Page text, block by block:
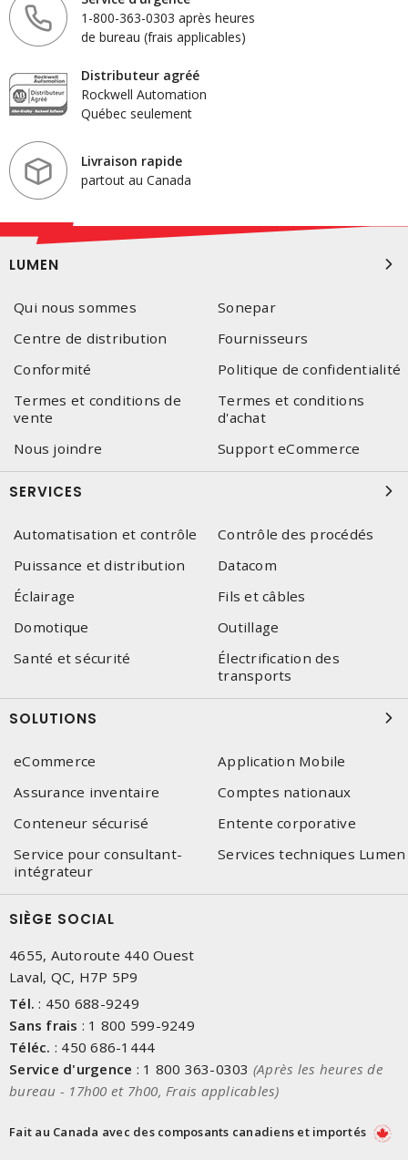
1-800-363-0303 après heures
de bureau (frais applicables)
Distributeur agréé
Rockwell Automation
Québec seulement
Livraison rapide
partout au Canada
LUMEN
Qui nous sommes
Sonepar
Centre de distribution
Fournisseurs
Conformité
Politique de confidentialité
Termes et conditions de
vente
Termes et conditions
d'achat
Nous joindre
Support eCommerce
SERVICES
Automatisation et contrôle
Contrôle des procédés
Puissance et distribution
Datacom
Éclairage
Fils et câbles
Domotique
Outillage
Santé et sécurité
Électrification des
transports
SOLUTIONS
eCommerce
Application Mobile
Assurance inventaire
Comptes nationaux
Conteneur sécurisé
Entente corporative
Service pour consultant-
intégrateur
Services techniques Lumen
SIÈGE SOCIAL
4655, Autoroute 440 Ouest
Laval, QC, H7P 5P9
Tél. : 450 688-9249
Sans frais : 1 800 599-9249
Téléc. : 450 686-1444
Service d'urgence : 1 800 363-0303 (Après les heures de
bureau - 17h00 et 7h00, Frais applicables)
Fait au Canada avec des composants canadiens et importés